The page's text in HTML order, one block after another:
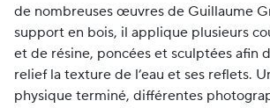
de nombreuses œuvres de Guillaume
support en bois, il applique plusieurs
et de résine, poncées et sculptées afin
relief la texture de l’eau et ses reflets.
physique terminé, différentes